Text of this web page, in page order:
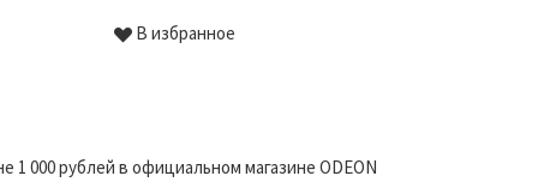
В избранное
1 000 рублей в официальном магазине ODEON